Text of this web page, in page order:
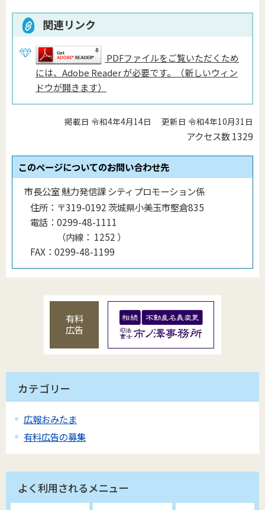
関連リンク
PDFファイルをご覧いただくため
には、Adobe Reader が必要です。（新しいウィン
ドウが開きます）
掲載日 令和4年4月14日 更新日 令和4年10月31日
アクセス数1329
このページについてのお問い合わせ先
市長公室 魅力発信課 シティプロモーション係
住所： 〒319-0192 茨城県小美玉市堅倉835
電話： 0299-48-1111
（内線 ： 1252 ）
FAX： 0299-48-1199
有料
広告
カテゴリー
広報おみたま
有料広告の募集
よく利用されるメニュー